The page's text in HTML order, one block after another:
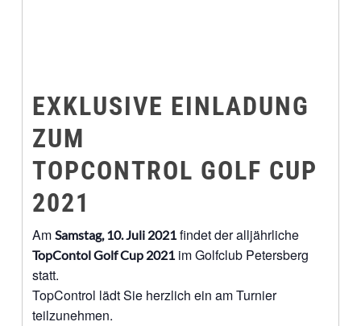
EXKLUSIVE EINLADUNG
ZUM
TOPCONTROL GOLF CUP
2021
Am Samstag, 10. Juli 2021findet der alljährliche
TopContol Golf Cup 2021im Golfclub Petersberg
statt.
TopControl lädt Sie herzlich ein am Turnier
teilzunehmen.